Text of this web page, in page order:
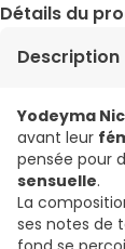
Détails du
Description
Yodeyma
avant leur
pensée pour
sensuelle.
La
ses notes de